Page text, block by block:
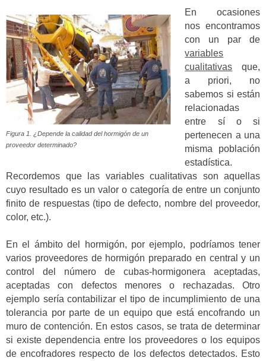
Figura 1. ¿Depende la calidad del hormigón de un
proveedor determinado?
En ocasiones
nos encontramos
con un par de
variables
cualitativas que,
a priori, no
sabemos si están
relacionadas
entre sí o si
pertenecen a una
misma población
estadística.
Recordemos que las variables cualitativas son aquellas
cuyo resultado es un valor o categoría de entre un conjunto
finito de respuestas (tipo de defecto, nombre del proveedor,
color, etc.).
En el ámbito del hormigón, por ejemplo, podríamos tener
varios proveedores de hormigón preparado en central y un
control del número de cubas-hormigonera aceptadas,
aceptadas con defectos menores o rechazadas. Otro
ejemplo sería contabilizar el tipo de incumplimiento de una
tolerancia por parte de un equipo que está encofrando un
muro de contención. En estos casos, se trata de determinar
si existe dependencia entre los proveedores o los equipos
de encofradores respecto de los defectos detectados. Esto